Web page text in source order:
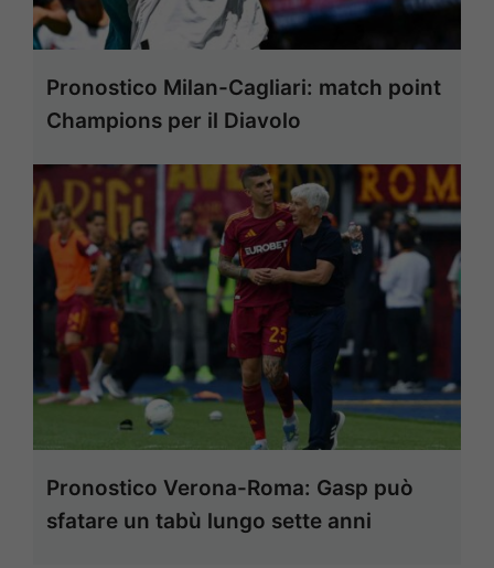
Pronostico Milan-Cagliari: match point
Champions per il Diavolo
Pronostico Verona-Roma: Gasp può
sfatare un tabù lungo sette anni